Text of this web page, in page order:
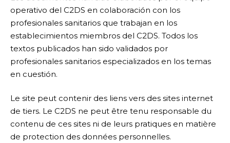
operativo del C2DS en colaboración con los
profesionales sanitarios que trabajan en los
establecimientos miembros del C2DS. Todos los
textos publicados han sido validados por
profesionales sanitarios especializados en los temas
en cuestión.
Le site peut contenir des liens vers des sites internet
de tiers. Le C2DS ne peut être tenu responsable du
contenu de ces sites ni de leurs pratiques en matière
de protection des données personnelles.